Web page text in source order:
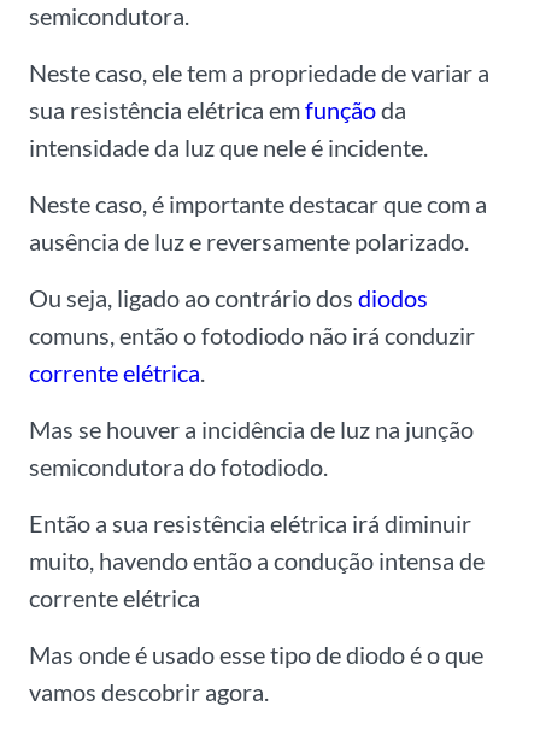
semicondutora.
Neste caso, ele tem a propriedade de variar a
sua resistência elétrica emfunçãoda
intensidade da luz que nele é incidente.
Neste caso, é importante destacar que com a
ausência de luz e reversamente polarizado.
Ou seja, ligado ao contrário dos diodos
comuns, então o fotodiodo não irá conduzir
corrente elétrica.
Mas se houver a incidência de luz na junção
semicondutora do fotodiodo.
Então a sua resistência elétrica irá diminuir
muito, havendo então a condução intensa de
corrente elétrica
Mas onde é usado esse tipo de diodo é o que
vamos descobrir agora.